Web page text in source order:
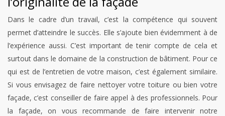
Dans le cadre d’un travail, c’est la compétence qui souvent
permet d’atteindre le succès. Elle s’ajoute bien évidemment à de
l’expérience aussi. C’est important de tenir compte de cela et
surtout dans le domaine de la construction de bâtiment. Pour ce
qui est de l’entretien de votre maison, c’est également similaire.
Si vous envisagez de faire nettoyer votre toiture ou bien votre
façade, c’est conseiller de faire appel à des professionnels. Pour
la façade, on vous recommande de faire intervenir notre